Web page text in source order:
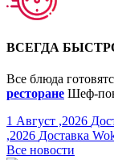
ВСЕГДА
Все блюда
ресторане Шеф-
1 Август ,2026
,2026 Доставка
Все новости